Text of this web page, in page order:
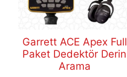
Garrett ACE Apex Full
Paket Dedektör Derin
Arama